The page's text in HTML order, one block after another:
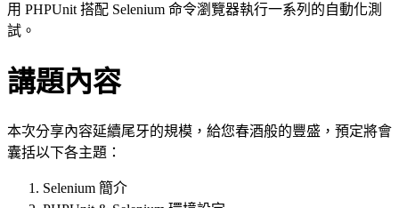
用 PHPUnit 搭配 Selenium 命令瀏覽器執行一系列的自動化測
試。
講題內容
本次分享內容延續尾牙的規模，給您春酒般的豐盛，預定將會
囊括以下各主題：
Selenium 簡介